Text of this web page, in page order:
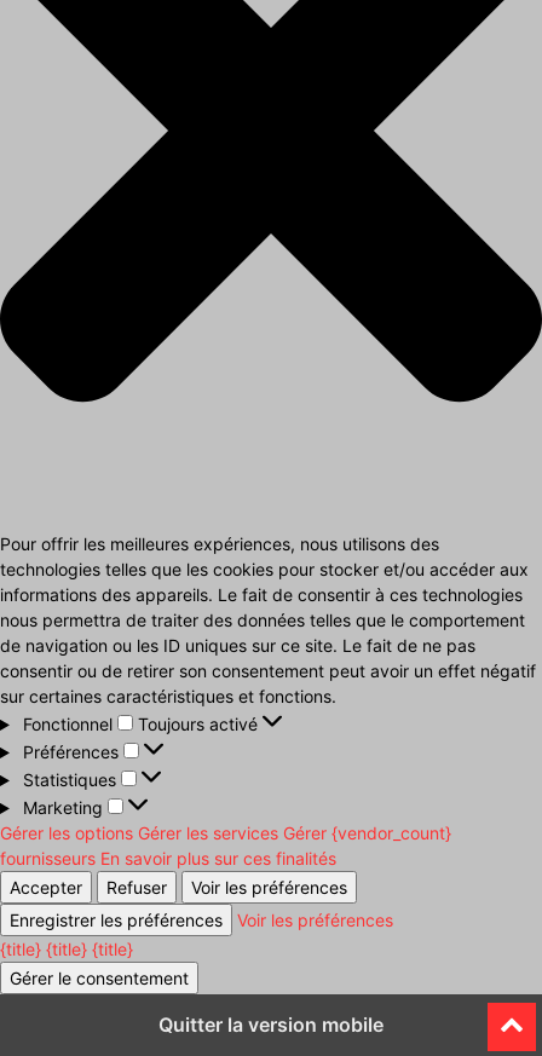
Pour offrir les meilleures expériences, nous utilisons des
technologies telles que les cookies pour stocker et/ou accéder aux
informations des appareils. Le fait de consentir à ces technologies
nous permettra de traiter des données telles que le comportement
de navigation ou les ID uniques sur ce site. Le fait de ne pas
consentir ou de retirer son consentement peut avoir un effet négatif
sur certaines caractéristiques et fonctions.
Fonctionnel
Fonctionnel
Toujours activé
Préférences
Préférences
Statistiques
Statistiques
Marketing
Marketing
Gérer les options Gérer les services Gérer {vendor_count}
fournisseurs En savoir plus sur ces finalités
Accepter
Refuser
Voir les préférences
Enregistrer les préférences
Voir les préférences
{title} {title} {title}
Gérer le consentement
Quitter la version mobile